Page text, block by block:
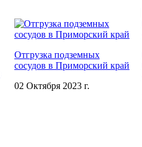
Отгрузка подземных
сосудов в Приморский край
02 Октября 2023 г.